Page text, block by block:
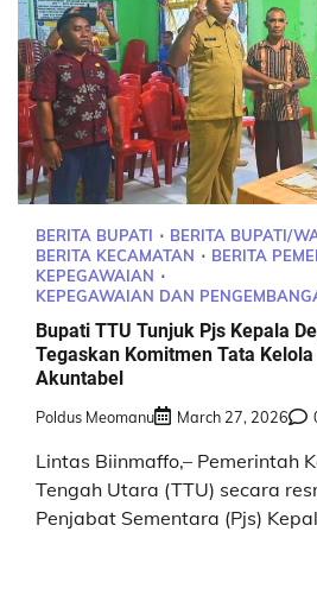
BERITA BUPATI BERITA BUPATI/
BERITA KECAMATAN
BERITA
KEPEGAWAIAN
KEPEGAWAIAN DAN
Bupati TTU Tunjuk Pjs Kepala
Tegaskan Komitmen Tata
Akuntabel
Poldus Meomanu March 27, 2026
Lintas Biinmaffo,– Pemerintah
Tengah Utara (TTU) secara
Penjabat Sementara (Pjs)